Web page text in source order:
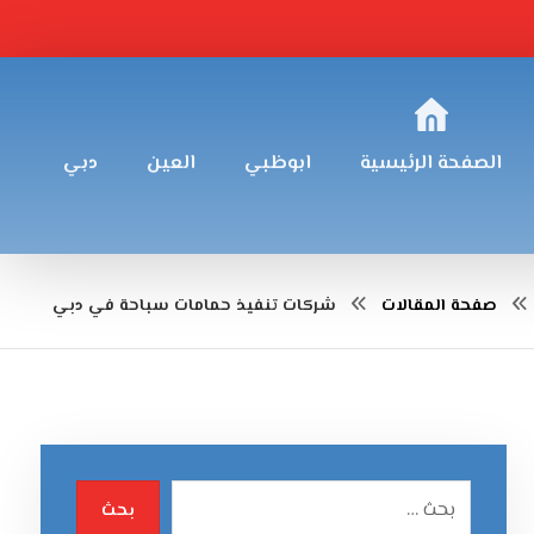
الصفحة الرئيسية ابوظبي العين دبي
صفحة المقالات شركات تنفيذ حمامات سباحة في دبي
بحث